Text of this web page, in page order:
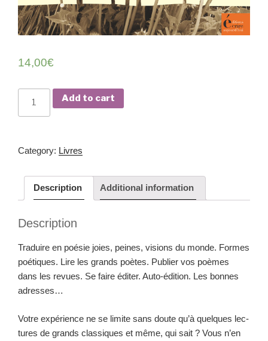
14,00€
Chris­
quantity
Add to cart
Cat­e­go­ry: Livres
Description Addi­tion­al information
Description
Traduire en poésie joies, peines, visions du monde. Formes
poé­tiques. Lire les grands poètes. Pub­li­er vos poèmes
dans les revues. Se faire éditer. Auto-édi­­tion. Les bonnes
adresses…
Votre expéri­ence ne se lim­ite sans doute qu’à quelques lec­
tures de grands clas­siques et même, qui sait ? Vous n’en